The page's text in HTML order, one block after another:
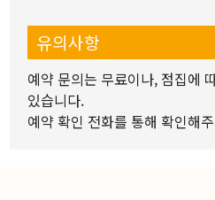
유의사항
예약 문의는 무료이나, 점집에
있습니다.
예약 확인 전화를 통해 확인해